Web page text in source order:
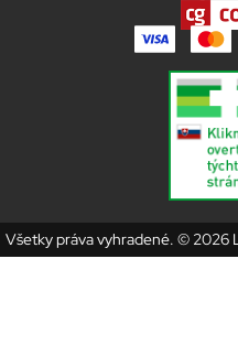
Všetky práva vyhradené. © 2026